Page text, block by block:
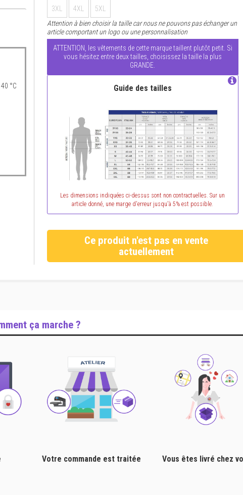
°C
3XL 4XL
5XL
Attention à bien choisir la taille car nous ne pouvons pas échanger un
article comportant un logo ou une personnalisation
ATTENTION, les vêtements de cette marque taillent plutôt petit. Si
vous hésitez entre deux tailles, choisissez la taille la plus
GRANDE.
Guide des tailles
Les dimensions indiquées ci-dessus sont non contractuelles. Sur un
article donné, une marge d'erreur jusqu'à 5% est possible.
Ce produit n'est pas en vente
actuellement
ça marche ?
Votre commande est traitée Vous êtes livré chez